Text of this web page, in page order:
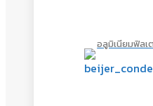
อลูมิเนียมฟิลเ